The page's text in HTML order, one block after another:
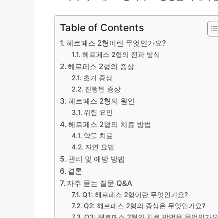
Table of Contents
헤르페스 2형이란 무엇인가요?
헤르페스 2형의 전파 방식
헤르페스 2형의 증상
초기 증상
진행된 증상
헤르페스 2형의 원인
위험 요인
헤르페스 2형의 치료 방법
약물 치료
자연 요법
관리 및 예방 방법
결론
자주 묻는 질문 Q&A
Q1: 헤르페스 2형이란 무엇인가요?
Q2: 헤르페스 2형의 증상은 무엇인가요?